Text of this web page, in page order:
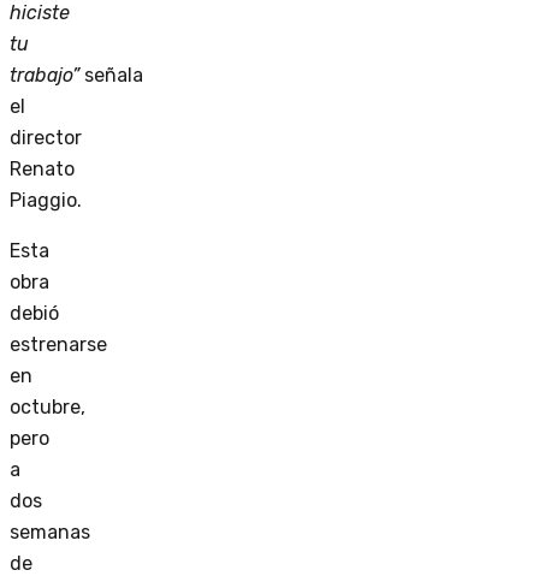
hiciste
tu
trabajo”señala
el
director
Renato
Piaggio.
Esta
obra
debió
estrenarse
en
octubre,
pero
a
dos
semanas
de